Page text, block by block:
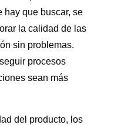
hay que buscar, se
la calidad de las
sin problemas.
procesos
sean más
del producto, los